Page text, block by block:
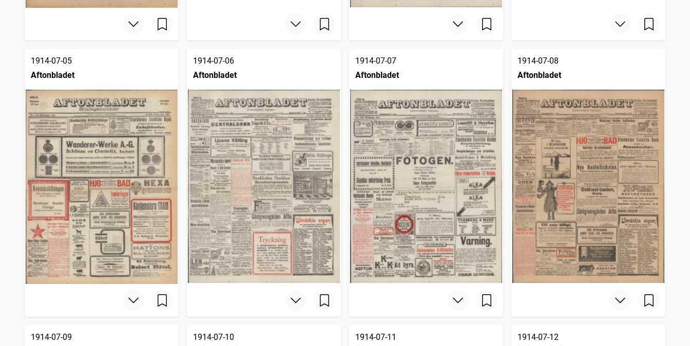
1914-07-05
Aftonbladet
1914-07-06
Aftonbladet
1914-07-07
Aftonbladet
1914-07-08
Aftonbladet
1914-07-09
1914-07-10
1914-07-11
1914-07-12